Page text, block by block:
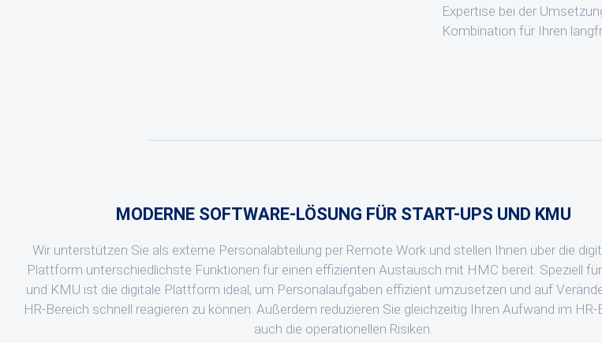
Expertise bei der
Kombination für Ihren
MODERNE SOFTWARE-LÖSUNG FÜR START-UPS UND KMU
Wir unterstützen Sie als externe Personalabteilung per Remote Work und stellen Ihnen über die
Plattform unterschiedlichste Funktionen für einen effizienten Austausch mit HMC bereit. Speziell
und KMU ist die digitale Plattform ideal, um Personalaufgaben effizient umzusetzen und auf
HR-Bereich schnell reagieren zu können. Außerdem reduzieren Sie gleichzeitig Ihren Aufwand im HR-
auch die operationellen Risiken.